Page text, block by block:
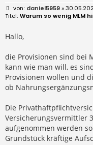
B
e
r
a
daniel5959»
Warum so wenig MLM
Hallo,
die Provisionen sind bei
kann wie man will, es
Provisionen wollen und
ob
Die
Versicherungsvermittler
aufgenommen werden
Grundstück kräftige